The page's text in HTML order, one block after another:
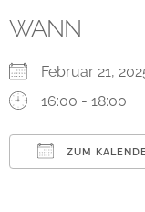
WANN
Februar 21,
16:00 - 18:00
ZUM